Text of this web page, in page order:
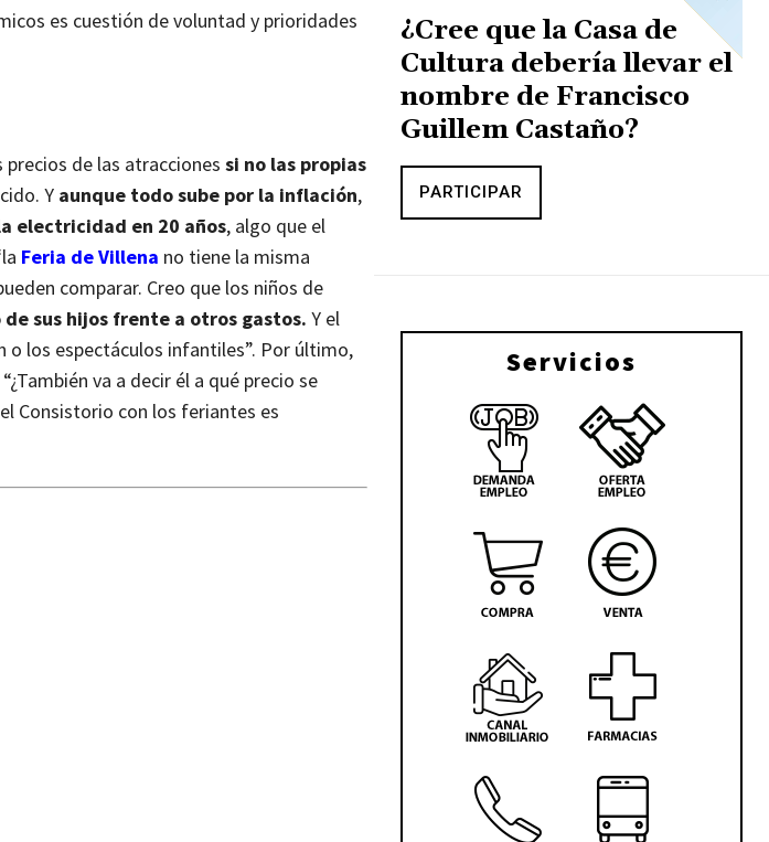
es cuestión de voluntad y prioridades
de las atracciones si no las propias
Y aunque todo sube por la inflación,
electricidad en 20 años, algo que el
Feria de Villena no tiene la misma
comparar. Creo que los niños de
sus hijos frente a otros gastos. Y el
los espectáculos infantiles”. Por último,
va a decir él a qué precio se
Consistorio con los feriantes es
¿Cree que la Casa de
Cultura debería llevar el
nombre de Francisco
Guillem Castaño?
PARTICIPAR
Servicios